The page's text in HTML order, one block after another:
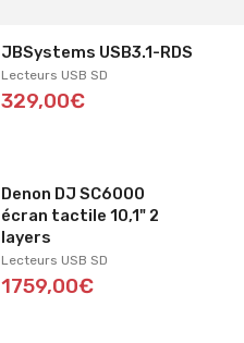
JBSystems USB3.1-RDS
Lecteurs USB SD
329,00€
Denon DJ SC6000
écran tactile 10,1" 2
layers
Lecteurs USB SD
1759,00€